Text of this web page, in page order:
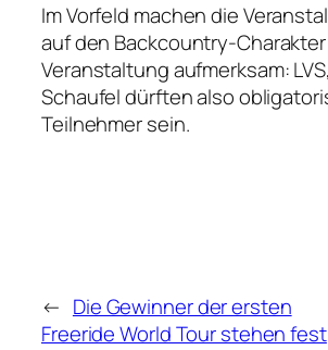
Im Vorfeld machen die
auf den Backcountry-
Veranstaltung aufmerksam:
Schaufel dürften also
Teilnehmer sein.
← Die Gewinner der ersten
Freeride World Tour stehen fest